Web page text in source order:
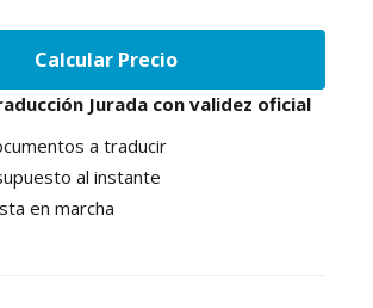
Calcular Precio
Jurada con validez oficial
a traducir
al instante
en marcha